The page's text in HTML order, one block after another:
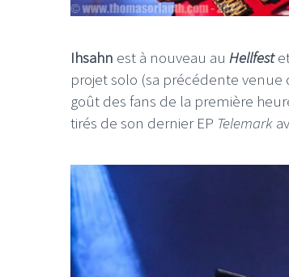
Ihsahn est à nouveau au Hellfest
projet solo (sa précédente venue
goût des fans de la première
tirés de son dernier EP Telemark